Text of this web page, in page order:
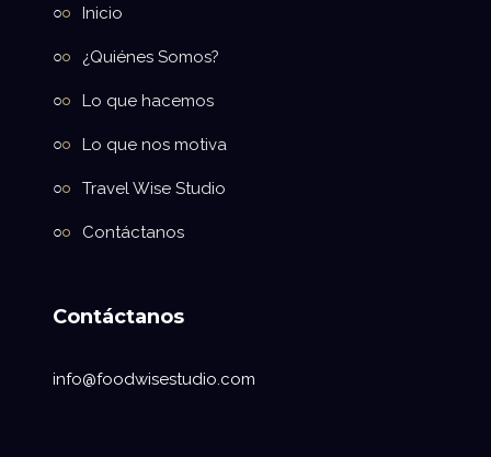
Inicio
¿Quiénes Somos?
Lo que hacemos
Lo que nos motiva
Travel Wise Studio
Contáctanos
Contáctanos
info@foodwisestudio.com